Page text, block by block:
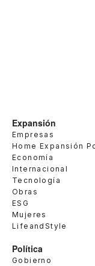
Expansión
Empresas
Home Expansión
Economía
Internacional
Tecnología
Obras
ESG
Mujeres
LifeandStyle
Política
Gobierno